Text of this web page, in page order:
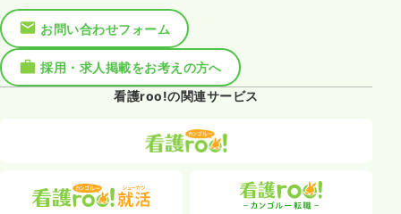
お問い合わせフォーム
採用・求人掲載をお考えの方へ
看護roo!の関連サービス